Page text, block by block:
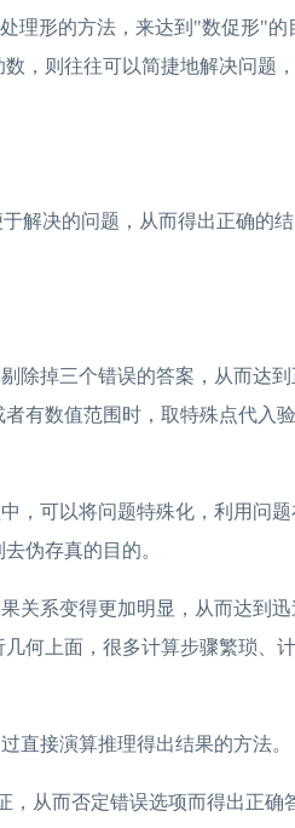
理形的方法，来达到"数促形"的
，则往往可以简捷地解决问题
解决的问题，从而得出正确的结
除掉三个错误的答案，从而达到
有数值范围时，取特殊点代入
，可以将问题特殊化，利用问题
伪存真的目的。
关系变得更加明显，从而达到迅
何上面，很多计算步骤繁琐、
直接演算推理得出结果的方法。
，从而否定错误选项而得出正确